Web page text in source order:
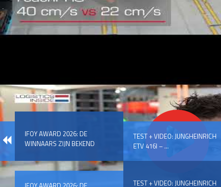
IFOY AWARD 2026: DE
WINNAARS ZIJN BEKEND
TEST + VIDEO: JUNGHEINRICH
ETV 416I – ...
TEST + VIDEO: JUNGHEINRICH